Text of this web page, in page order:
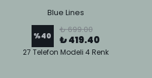
Blue Lines
%40
₺ 699.00
₺ 419.40
27 Telefon Modeli 4 Renk